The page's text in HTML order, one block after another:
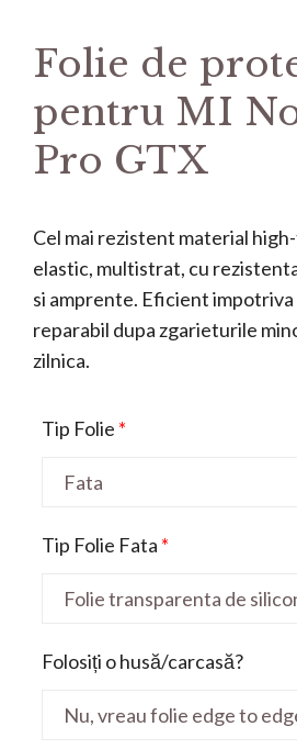
Folie de
pentru MI
Pro GTX
Cel mai rezistent material
elastic, multistrat, cu
si amprente. Eficient
reparabil dupa zgarieturile
zilnica.
Tip Folie *
Tip Folie Fata *
Folosiți o husă/carcasă?